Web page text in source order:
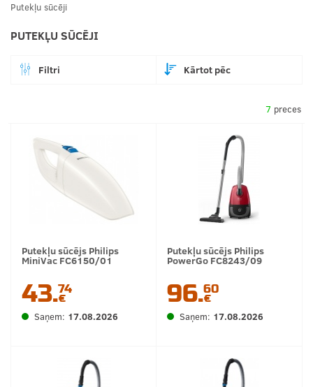
Putekļu sūcēji
PUTEKĻU SŪCĒJI
Filtri Kārtot pēc
7 preces
Putekļu sūcējs Philips
MiniVac FC6150/01
43.74
€
Saņem: 17.08.2026
Putekļu sūcējs Philips
PowerGo FC8243/09
96.60
€
Saņem: 17.08.2026